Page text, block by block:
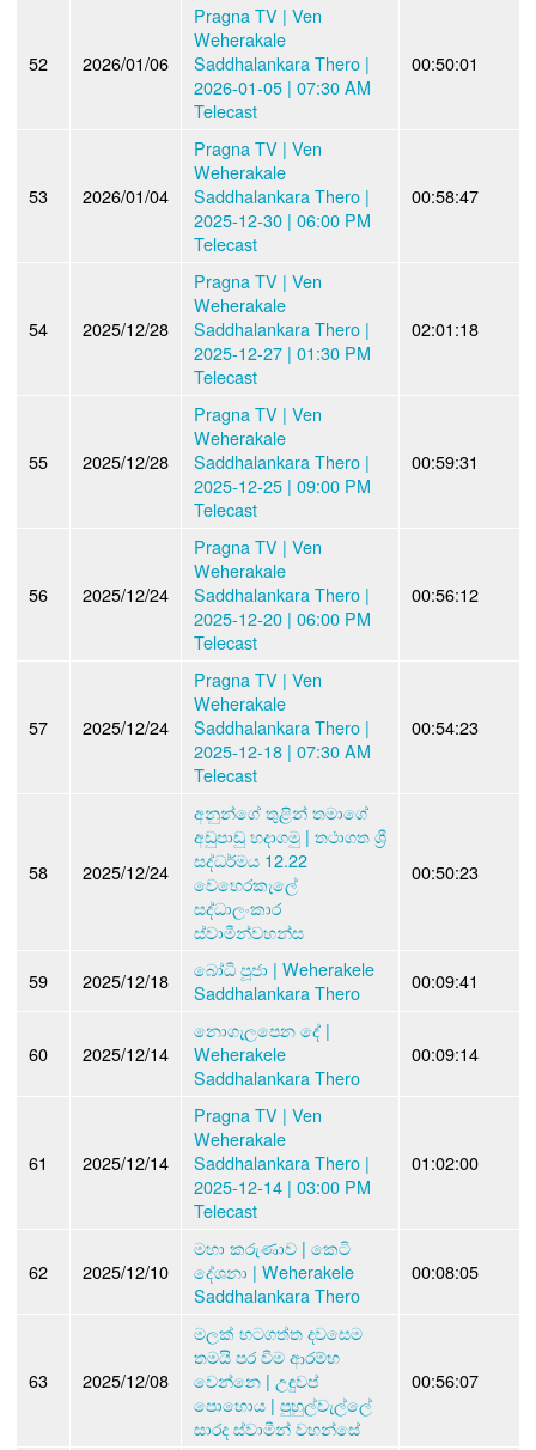
52 2026/01/06
Pragna TV | Ven
Weherakale
Saddhalankara Thero |
2026-01-05 | 07:30 AM
Telecast
00:50:01
53 2026/01/04
Pragna TV | Ven
Weherakale
Saddhalankara Thero |
2025-12-30 | 06:00 PM
Telecast
00:58:47
54 2025/12/28
Pragna TV | Ven
Weherakale
Saddhalankara Thero |
2025-12-27 | 01:30 PM
Telecast
02:01:18
55 2025/12/28
Pragna TV | Ven
Weherakale
Saddhalankara Thero |
2025-12-25 | 09:00 PM
Telecast
00:59:31
56 2025/12/24
Pragna TV | Ven
Weherakale
Saddhalankara Thero |
2025-12-20 | 06:00 PM
Telecast
00:56:12
57 2025/12/24
Pragna TV | Ven
Weherakale
Saddhalankara Thero |
2025-12-18 | 07:30 AM
Telecast
00:54:23
58 2025/12/24
අනුන්ගේ තුළින් තමාගේ
අඩුපාඩු හදාගමු | තථාගත ශ්‍රී
සද්ධර්මය 12.22
වෙහෙරකැලේ
සද්ධාලංකාර
ස්වාමීන්වහන්ස
00:50:23
59 2025/12/18
බෝධි පූජා | Weherakele
Saddhalankara Thero
00:09:41
60 2025/12/14
නොගැලපෙන දේ |
Weherakele
Saddhalankara Thero
00:09:14
61 2025/12/14
Pragna TV | Ven
Weherakale
Saddhalankara Thero |
2025-12-14 | 03:00 PM
Telecast
01:02:00
62 2025/12/10
මහා කරුණාව | කෙටි
දේශනා | Weherakele
Saddhalankara Thero
00:08:05
63 2025/12/08
මලක් හටගත්ත දවසෙම
තමයි පර වීම ආරම්භ
වෙන්නෙ | උඳුවප්
පොහොය | පුහුල්වැල්ලේ
සාරද ස්වාමීන් වහන්සේ
00:56:07